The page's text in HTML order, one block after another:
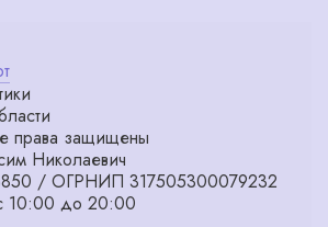
права защищены
Николаевич
/ ОГРНИП 317505300079232
10:00 до 20:00